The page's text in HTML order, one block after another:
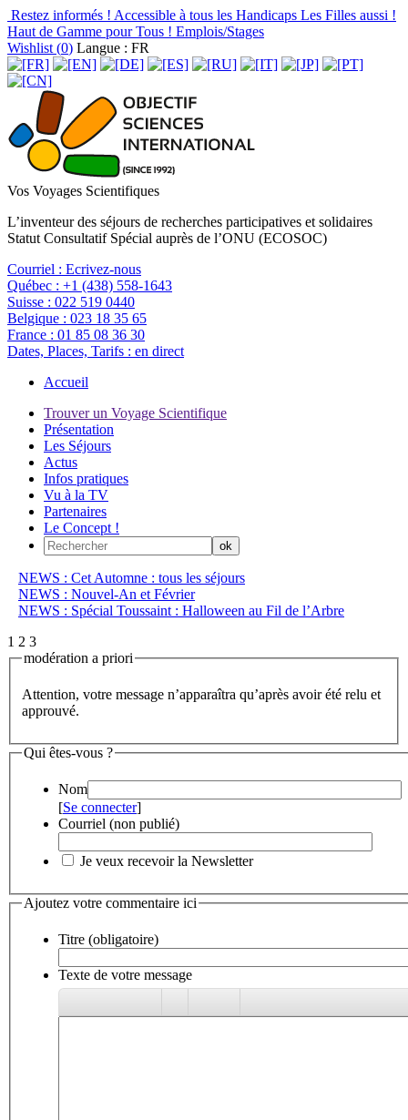
Restez informés ! Accessible à tous les Handicaps Les Filles aussi !
Haut de Gamme pour Tous ! Emplois/Stages
Wishlist (0) Langue : FR
Vos Voyages Scientifiques
L’inventeur des séjours de recherches participatives et solidaires
Statut Consultatif Spécial auprès de l’ONU (ECOSOC)
Courriel : Ecrivez-nous
Québec : +1 (438) 558-1643
Suisse : 022 519 0440
Belgique : 023 18 35 65
France : 01 85 08 36 30
Dates, Places, Tarifs : en direct
Accueil
Trouver un Voyage Scientifique
Présentation
Les Séjours
Actus
Infos pratiques
Vu à la TV
Partenaires
Le Concept !
NEWS : Cet Automne : tous les séjours
NEWS : Nouvel-An et Février
NEWS : Spécial Toussaint : Halloween au Fil de l’Arbre
1 2 3
modération a priori
Attention, votre message n’apparaîtra qu’après avoir été relu et
approuvé.
Qui êtes-vous ?
Nom
[Se connecter]
Courriel (non publié)
Je veux recevoir la Newsletter
Ajoutez votre commentaire ici
Titre (obligatoire)
Texte de votre message